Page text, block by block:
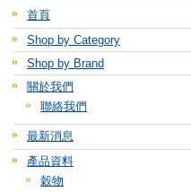
首頁
Shop by Category
Shop by Brand
關於我們
聯絡我們
最新消息
產品資料
穀物